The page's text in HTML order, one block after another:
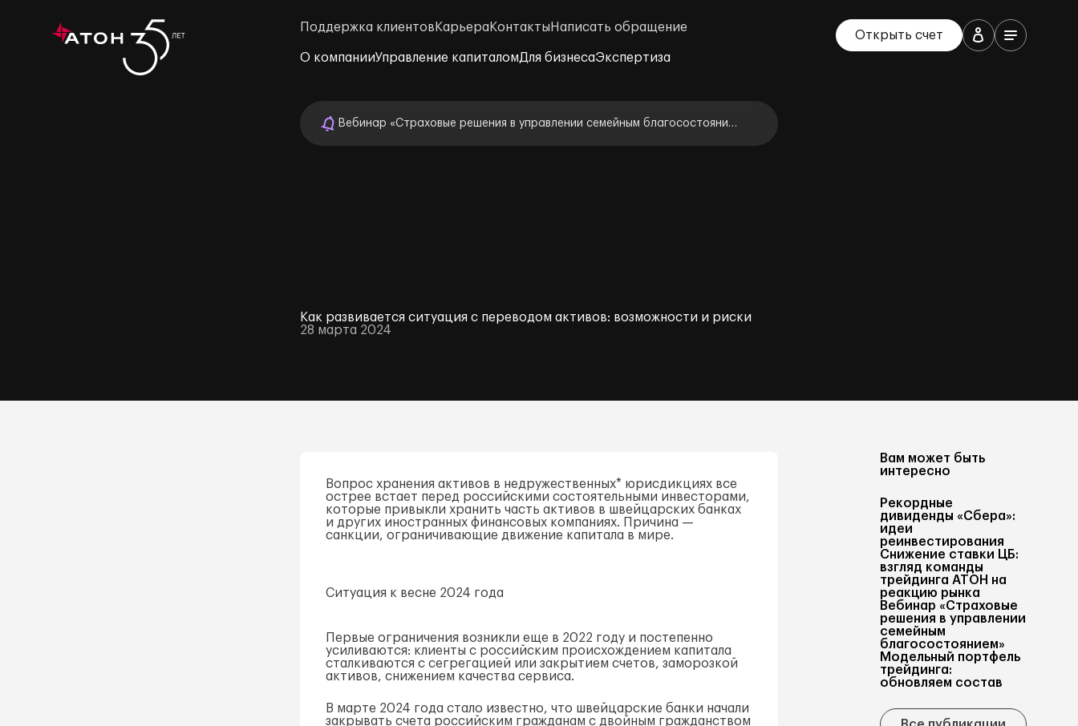
Поддержка клиентов Карьера Контакты Написать обращение
О компанииУправление капиталомДля бизнесаЭкспертиза
Открыть счет
Вебинар «Страховые решения в управлении семейным благосостояние
Как развивается ситуация с переводом активов: возможности и риски
28 марта 2024
Вопрос хранения активов в недружественных* юрисдикциях все
острее встает перед российскими состоятельными инвесторами,
которые привыкли хранить часть активов в швейцарских банках
и других иностранных финансовых компаниях. Причина —
санкции, ограничивающие движение капитала в мире.
Ситуация к весне 2024 года
Первые ограничения возникли еще в 2022 году и постепенно
усиливаются: клиенты с российским происхождением капитала
сталкиваются с сегрегацией или закрытием счетов, заморозкой
активов, снижением качества сервиса.
В марте 2024 года стало известно, что швейцарские банки начали
закрывать счета российским гражданам с двойным гражданством
Вам может быть
интересно
Рекордные
дивиденды «Сбера»:
идеи
реинвестирования
Снижение ставки ЦБ:
взгляд команды
трейдинга АТОН на
реакцию рынка
Вебинар «Страховые
решения в управлении
семейным
благосостоянием»
Модельный портфель
трейдинга:
обновляем состав